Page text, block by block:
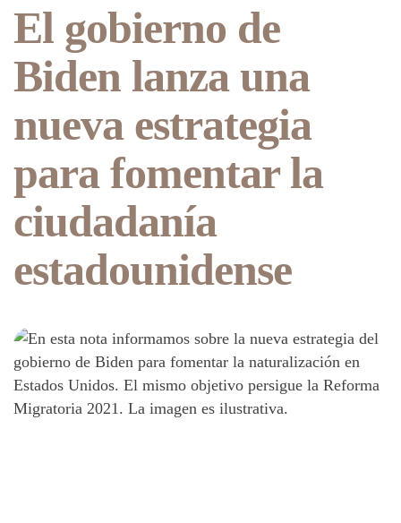
El gobierno de
Biden lanza una
nueva estrategia
para fomentar la
ciudadanía
estadounidense